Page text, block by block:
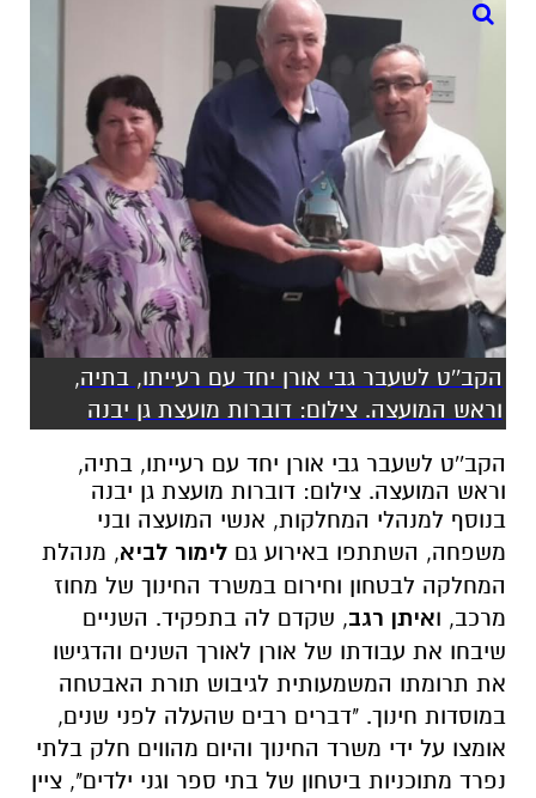
הקב''ט לשעבר גבי אורן יחד עם רעייתו, בתיה,
וראש המועצה. צילום: דוברות מועצת גן יבנה
הקב''ט לשעבר גבי אורן יחד עם רעייתו, בתיה,
וראש המועצה. צילום: דוברות מועצת גן יבנה
בנוסף למנהלי המחלקות, אנשי המועצה ובני
משפחה, השתתפו באירוע גם לימור לביא, מנהלת
המחלקה לבטחון וחירום במשרד החינוך של מחוז
מרכב, ואיתן רגב, שקדם לה בתפקיד. השניים
שיבחו את עבודתו של אורן לאורך השנים והדגישו
את תרומתו המשמעותית לגיבוש תורת האבטחה
במוסדות חינוך. "דברים רבים שהעלה לפני שנים,
אומצו על ידי משרד החינוך והיום מהווים חלק בלתי
נפרד מתוכניות ביטחון של בתי ספר וגני ילדים", ציין